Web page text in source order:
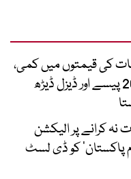
کی قیمتوں میں کمی،
پیٹرول 2 روپے 20 پیسے اور ڈیزل ڈیڑھ
نہ کرانے پر الیکشن
پاکستان‘ کو ڈی لسٹ